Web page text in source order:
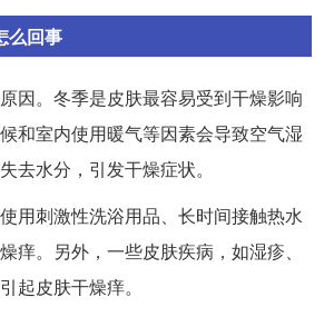
么回事
因。冬季是皮肤最容易受到干燥影响
和室内使用暖气等因素会导致空气湿
去水分，引发干燥症状。
用刺激性洗浴用品、长时间接触热水
痒。另外，一些皮肤疾病，如湿疹、
起皮肤干燥痒。